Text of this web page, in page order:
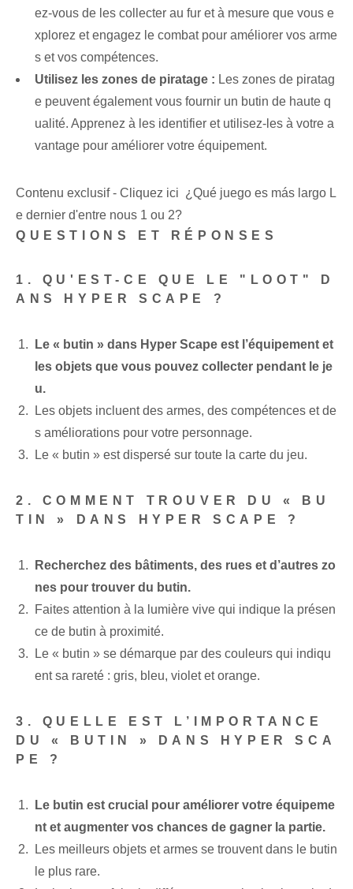
ez-vous de les collecter au fur et à mesure que vous e
xplorez et engagez le combat pour améliorer vos arme
s et vos compétences.
Utilisez les zones de piratage : Les zones de piratag
e peuvent également vous fournir un butin de haute q
ualité. Apprenez à les identifier et utilisez-les à votre a
vantage pour améliorer votre équipement.
Contenu exclusif - Cliquez ici ¿Qué juego es más largo L
e dernier d'entre nous 1 ou 2?
QUESTIONS ET RÉPONSES
1. QU'EST-CE QUE LE "LOOT" D
ANS HYPER SCAPE ?
Le « butin » dans Hyper Scape est l’équipement et
les objets que vous pouvez collecter pendant le je
u.
Les objets incluent des armes, des compétences et de
s améliorations pour votre personnage.
Le « butin » est dispersé sur toute la carte du jeu.
2. COMMENT TROUVER DU « BU
TIN » DANS HYPER SCAPE ?
Recherchez des bâtiments, des rues et d’autres zo
nes pour trouver du butin.
Faites attention à la lumière vive qui indique la présen
ce de butin à proximité.
Le « butin » se démarque par des couleurs qui indiqu
ent sa rareté : gris, bleu, violet et orange.
3. QUELLE EST L’IMPORTANCE
DU « BUTIN » DANS HYPER SCA
PE ?
Le butin est crucial pour améliorer votre équipeme
nt et augmenter vos chances de gagner la partie.
Les meilleurs objets et armes se trouvent dans le butin
le plus rare.